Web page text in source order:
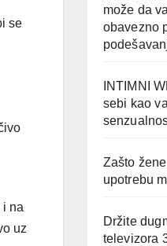
se
i na
uz
može da
obavezno
INTIMNI
sebi kao
Zašto
upotrebu
Držite
televizora